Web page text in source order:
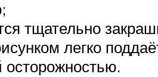
тщательно
легко
осторожностью.